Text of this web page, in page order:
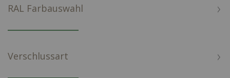
RAL Farbauswahl
Verschlussart